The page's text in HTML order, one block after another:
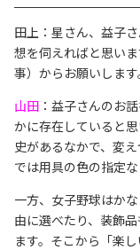
田上：星さん、益子
想を伺えればと思い
事）からお願いします
山田 ：益子さんのお
かに存在していると
史があるなかで、変
では用具の色の指定
一方、女子野球はか
由に選べたり、装飾
ます。そこから「楽